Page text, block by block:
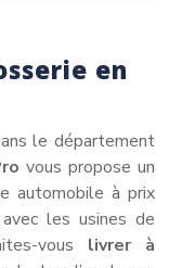
en
le département
vous propose un
automobile à prix
les usines de
vous livrer à